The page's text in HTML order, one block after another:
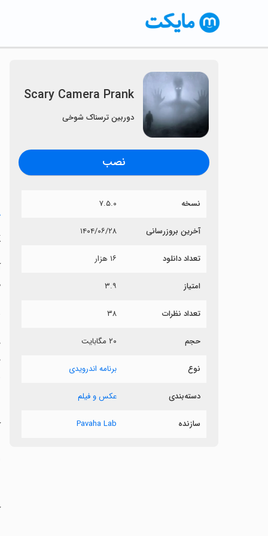
Scary Camera Prank
دوربین ترسناک شوخی
نصب
نسخه ۷.۵.۰
آخرین بروزرسانی ۱۴۰۴/۰۶/۲۸
تعداد دانلود ۱۶ هزار
امتیاز ۳.۹
تعداد نظرات ۳۸
حجم ۲۰ مگابایت
نوع برنامه اندرویدی
دسته‌بندی عکس و فیلم
سازنده Pavaha Lab